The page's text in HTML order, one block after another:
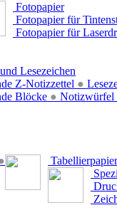
Fotopapier
Fotopapier für
Fotopapier für
Lesezeichen
Z-Notizzettel ●
Blöcke ● Notizwürfel
Tabellierpapier